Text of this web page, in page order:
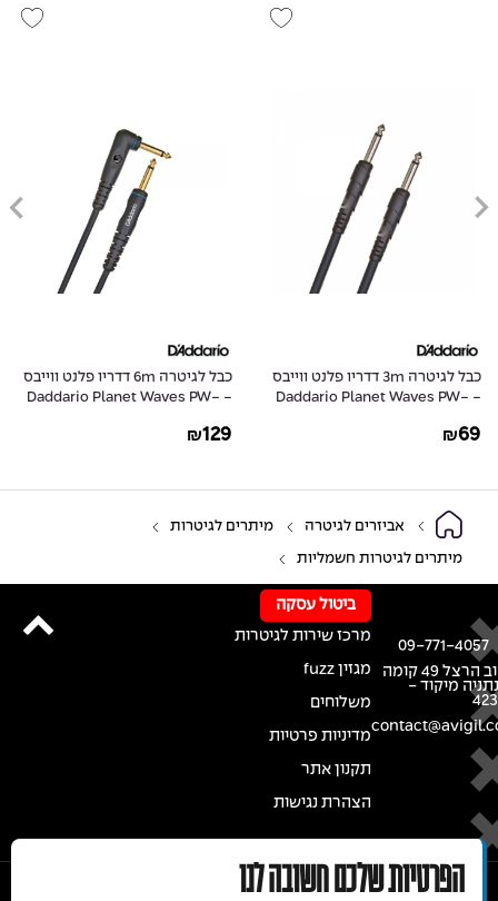
כבל לגיטרה 3m דדריו פלנט ווייבס
- Daddario Planet Waves PW-
₪69
כבל לגיטרה 6m דדריו פלנט ווייבס
- Daddario Planet Waves PW-
₪129
אביזרים לגיטרה מיתרים לגיטרות
מיתרים לגיטרות חשמליות
רחוב הרצל 49 קומה
מיקוד -
09-771-4057
ביטול עסקה
מרכז שירות לגיטרות
מגזין fuzz
משלוחים
מדיניות פרטיות
תקנון אתר
הצהרת נגישות
הפרטיות שלכם חשובה לנו